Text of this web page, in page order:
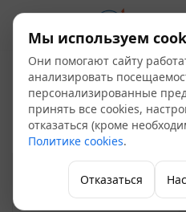
Стальные
45
Радиаторы отопления
ФИЛЬТР
Мы используем
Они помогают сайту
анализировать
персонализированные
принять все cookies,
отказаться (кроме
Политике cookies.
Отказаться